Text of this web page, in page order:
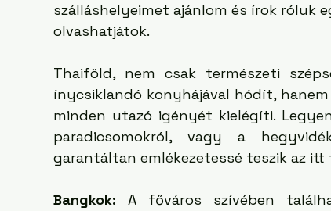
szálláshelyeimet ajánlom és írok róluk
olvashatjátok.
Thaiföld, nem csak természeti
ínycsiklandó konyhájával hódít,
minden utazó igényét kielégíti.
paradicsomokról, vagy a
garantáltan emlékezetessé teszik az
Bangkok: A főváros szívében